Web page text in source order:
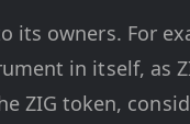
owners. For
in itself, as
ZIG token,